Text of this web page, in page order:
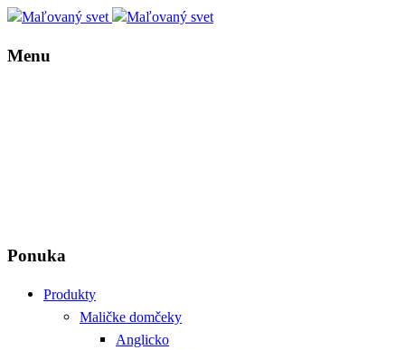
Menu
Ponuka
Produkty
Maličke domčeky
Anglicko